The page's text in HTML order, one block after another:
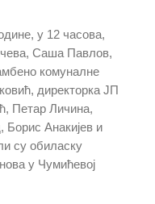
у 12 часова,
Саша Павлов,
комуналне
директорка ЈП
Петар Личина,
Борис Анакијев и
су обиласку
у Чумићевој